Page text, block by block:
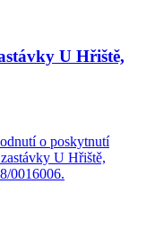
U Hřiště,
o poskytnutí
U Hřiště,
0016006.